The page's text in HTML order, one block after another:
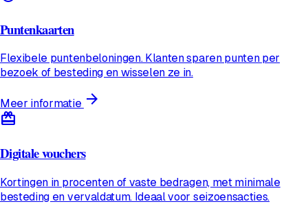
Puntenkaarten
Flexibele puntenbeloningen. Klanten sparen punten per
bezoek of besteding en wisselen ze in.
Meer informatie arrow_forward
redeem
Digitale vouchers
Kortingen in procenten of vaste bedragen, met minimale
besteding en vervaldatum. Ideaal voor seizoensacties.